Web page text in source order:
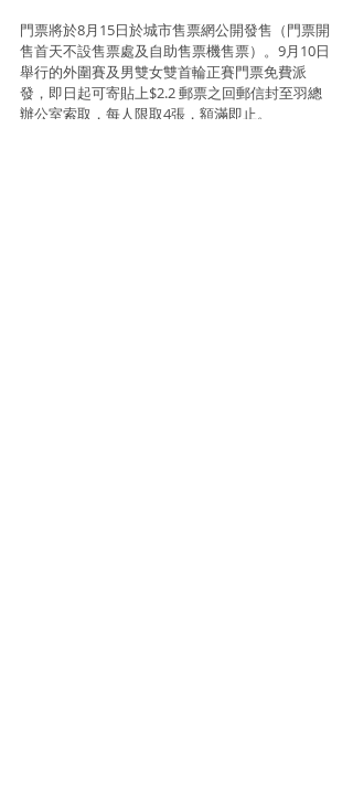
門票將於8月15日於城市售票網公開發售（門票開
售首天不設售票處及自助售票機售票）。9月10日
舉行的外圍賽及男雙女雙首輪正賽門票免費派
發，即日起可寄貼上$2.2 郵票之回郵信封至羽總
辦公室索取，每人限取4張，額滿即止。